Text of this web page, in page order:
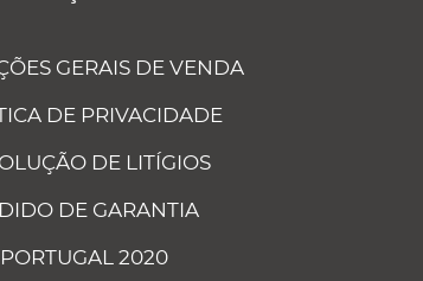
GERAIS DE VENDA
DE PRIVACIDADE
DE LITÍGIOS
DE GARANTIA
PORTUGAL 2020